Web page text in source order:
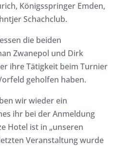
Königsspringer Emden,
Schachclub.
die beiden
Zwanepol und Dirk
ihre Tätigkeit beim Turnier
geholfen haben.
wir wieder ein
ihr bei der Anmeldung
Hotel ist in „unseren
Veranstaltung wurde